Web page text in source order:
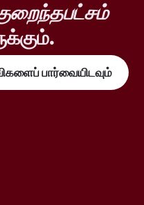
பார்வையிடவும்